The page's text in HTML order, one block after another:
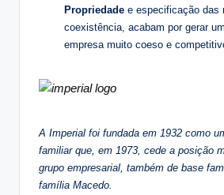
Propriedade e especificação das
coexistência, acabam por gerar
empresa muito coeso e
A Imperial foi fundada em 1932 como
familiar que, em 1973, cede a posição
grupo empresarial, também de base
família Macedo.